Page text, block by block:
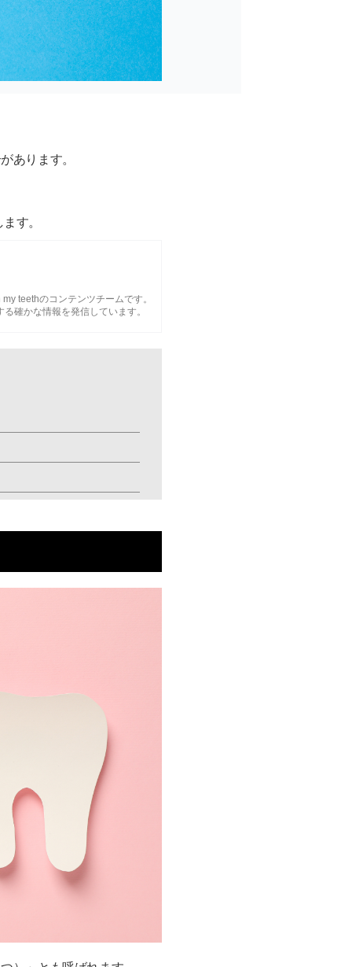
あります。
す。
teethのコンテンツチームです。
確かな情報を発信しています。